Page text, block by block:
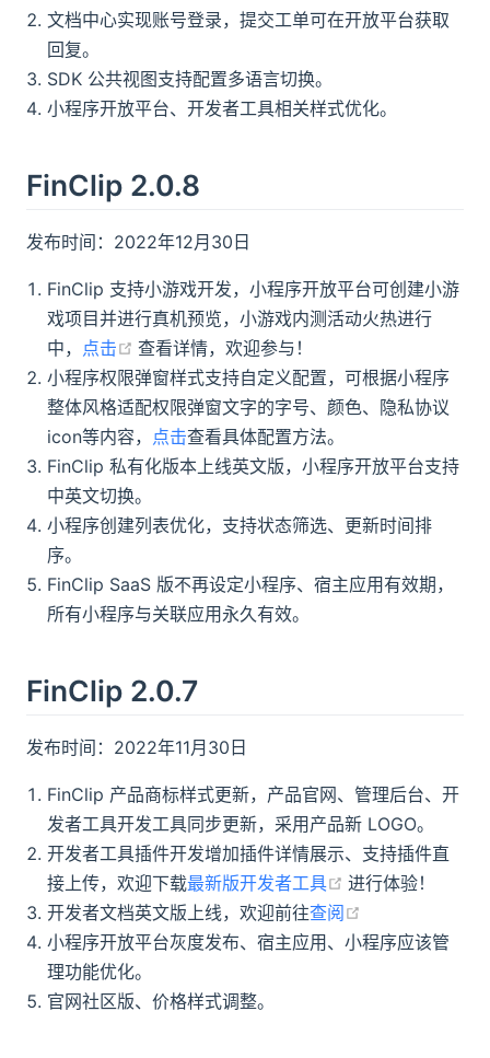
文档中心实现账号登录，提交工单可在开放平台获取
回复。
SDK 公共视图支持配置多语言切换。
小程序开放平台、开发者工具相关样式优化。
FinClip 2.0.8
发布时间：2022年12月30日
FinClip 支持小游戏开发，小程序开放平台可创建小游
戏项目并进行真机预览，小游戏内测活动火热进行
中， 点击 (opens new window)
查看详情，欢迎参与！
小程序权限弹窗样式支持自定义配置，可根据小程序
整体风格适配权限弹窗文字的字号、颜色、隐私协议
icon等内容， 点击查看具体配置方法。
FinClip 私有化版本上线英文版，小程序开放平台支持
中英文切换。
小程序创建列表优化，支持状态筛选、更新时间排
序。
FinClip SaaS 版不再设定小程序、宿主应用有效期，
所有小程序与关联应用永久有效。
FinClip 2.0.7
发布时间：2022年11月30日
FinClip 产品商标样式更新，产品官网、管理后台、开
发者工具开发工具同步更新，采用产品新 LOGO。
开发者工具插件开发增加插件详情展示、支持插件直
接上传，欢迎下载最新版开发者工具 (opens new
进行体验！
开发者文档英文版上线，欢迎前往查阅
小程序开放平台灰度发布、宿主应用、小程序应该管
理功能优化。
官网社区版、价格样式调整。